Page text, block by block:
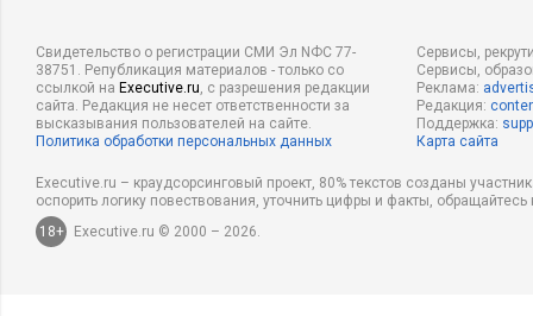
Свидетельство о регистрации СМИ Эл NФС 77-
38751. Републикация материалов - только со
ссылкой на Executive.ru, с разрешения редакции
сайта. Редакция не несет ответственности за
высказывания пользователей на сайте.
Политика обработки персональных данных
Сервисы,
Сервисы,
Реклама:
Редакция:
Поддержка:
Карта сайта
Executive.ru – краудсорсинговый проект, 80% текстов созданы
оспорить логику повествования, уточнить цифры и факты,
18+
Executive.ru © 2000 – 2026.